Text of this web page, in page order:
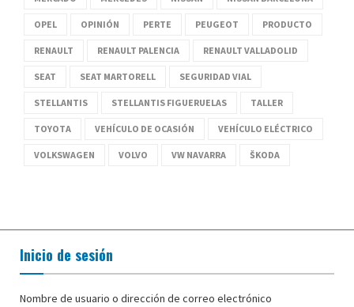
OPEL OPINIÓN PERTE PEUGEOT PRODUCTO
RENAULT RENAULT PALENCIA RENAULT VALLADOLID
SEAT SEAT MARTORELL SEGURIDAD VIAL
STELLANTIS STELLANTIS FIGUERUELAS TALLER
TOYOTA VEHÍCULO DE OCASIÓN VEHÍCULO ELÉCTRICO
VOLKSWAGEN VOLVO VW NAVARRA ŠKODA
Inicio de sesión
Nombre de usuario o dirección de correo electrónico